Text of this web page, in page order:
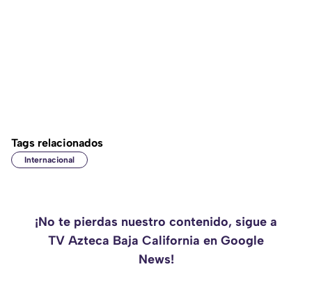
Tags relacionados
Internacional
¡No te pierdas nuestro contenido, sigue a
TV Azteca Baja California en Google
News!